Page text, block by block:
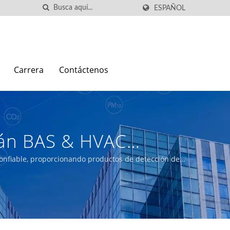
ESPAÑOL
Carrera Contáctenos
BAS & HVAC
Del Aire Interior |
proporcionando productos de detección de